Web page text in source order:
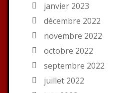
janvier 2023
décembre 2022
novembre 2022
octobre 2022
septembre 2022
juillet 2022